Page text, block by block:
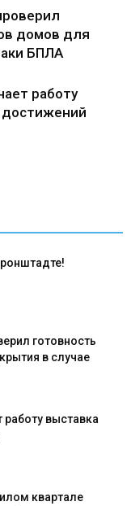
домов для
БПЛА
работу
достижений
готовность
в случае
работу выставка
квартале